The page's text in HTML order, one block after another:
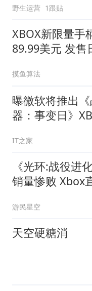
野生运营 1跟贴
XBOX新限量手
89.99美元 发售
摸鱼算法
曝微软将推出
器：事变日》
IT之家
《光环:战役进
销量惨败 Xbox
游民星空
天空硬糖消